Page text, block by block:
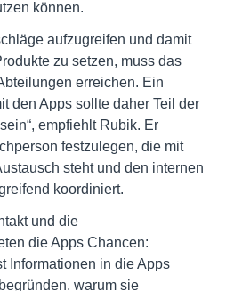
können.
aufzugreifen und damit
zu setzen, muss das
erreichen. Ein
den Apps sollte daher Teil der
empfiehlt Rubik. Er
festzulegen, die mit
steht und den internen
koordiniert.
und die
die Apps Chancen:
Informationen in die Apps
warum sie